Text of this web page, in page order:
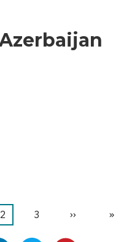
Halaman
2 Halaman
3
Halaman
››
Last
»